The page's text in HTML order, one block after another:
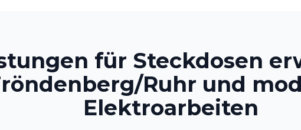
für Steckdosen
Ruhr und
Elektroarbeiten